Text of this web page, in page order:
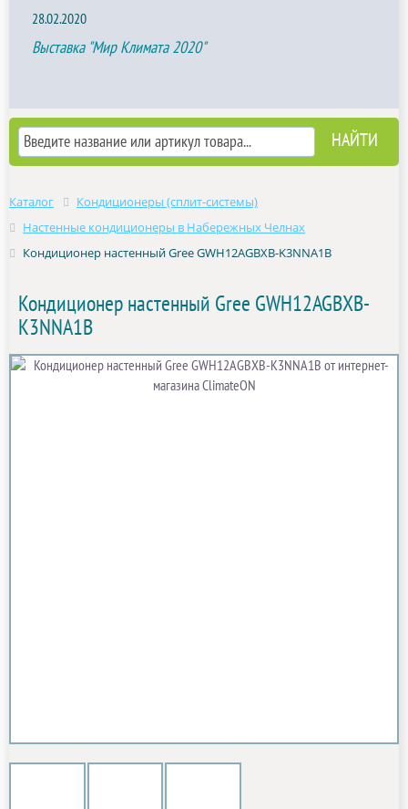
28.02.2020
Выставка "Мир Климата 2020"
Каталог
Кондиционеры (сплит-системы)
Настенные кондиционеры в Набережных Челнах
Кондиционер настенный Gree GWH12AGBXB-K3NNA1B
Кондиционер настенный Gree GWH12AGBXB-
K3NNA1B